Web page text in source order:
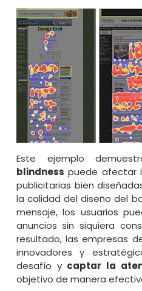
Este ejemplo
blindness puede afectar
publicitarias bien
la calidad del diseño del
mensaje, los usuarios
anuncios sin siquiera
resultado, las empresas
innovadores y
desafío y captar la
objetivo de manera